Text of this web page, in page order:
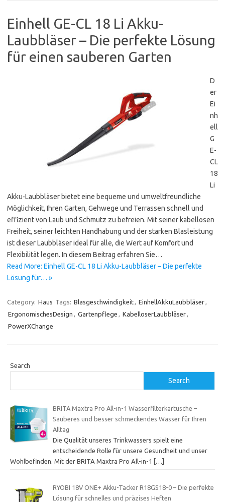
Einhell GE-CL 18 Li Akku-
Laubbläser – Die perfekte Lösung
für einen sauberen Garten
D
er
Ei
nh
ell
G
E-
CL
18
Li
Akku-Laubbläser bietet eine bequeme und umweltfreundliche
Möglichkeit, Ihren Garten, Gehwege und Terrassen schnell und
effizient von Laub und Schmutz zu befreien. Mit seiner kabellosen
Freiheit, seiner leichten Handhabung und der starken Blasleistung
ist dieser Laubbläser ideal für alle, die Wert auf Komfort und
Flexibilität legen. In diesem Beitrag erfahren Sie…
Read More: Einhell GE-CL 18 Li Akku-Laubbläser – Die perfekte
Lösung für… »
Category: Haus Tags: Blasgeschwindigkeit, EinhellAkkuLaubbläser,
ErgonomischesDesign , Gartenpflege , KabelloserLaubbläser,
PowerXChange
Search
Search
BRITA Maxtra Pro All-in-1 Wasserfilterkartusche –
Sauberes und besser schmeckendes Wasser für Ihren
Alltag
Die Qualität unseres Trinkwassers spielt eine
entscheidende Rolle für unsere Gesundheit und unser
Wohlbefinden. Mit der BRITA Maxtra Pro All-in-1
[…]
RYOBI 18V ONE+ Akku-Tacker R18GS18-0 – Die perfekte
Lösung für schnelles und präzises Heften